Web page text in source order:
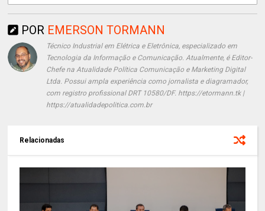
POR EMERSON TORMANN
Técnico Industrial em Elétrica e Eletrônica, especializado em
Tecnologia da Informação e Comunicação. Atualmente, é Editor-
Chefe na Atualidade Política Comunicação e Marketing Digital
Ltda. Possui ampla experiência como jornalista e diagramador,
com registro profissional DRT 10580/DF. https://etormann.tk |
https://atualidadepolitica.com.br
Relacionadas